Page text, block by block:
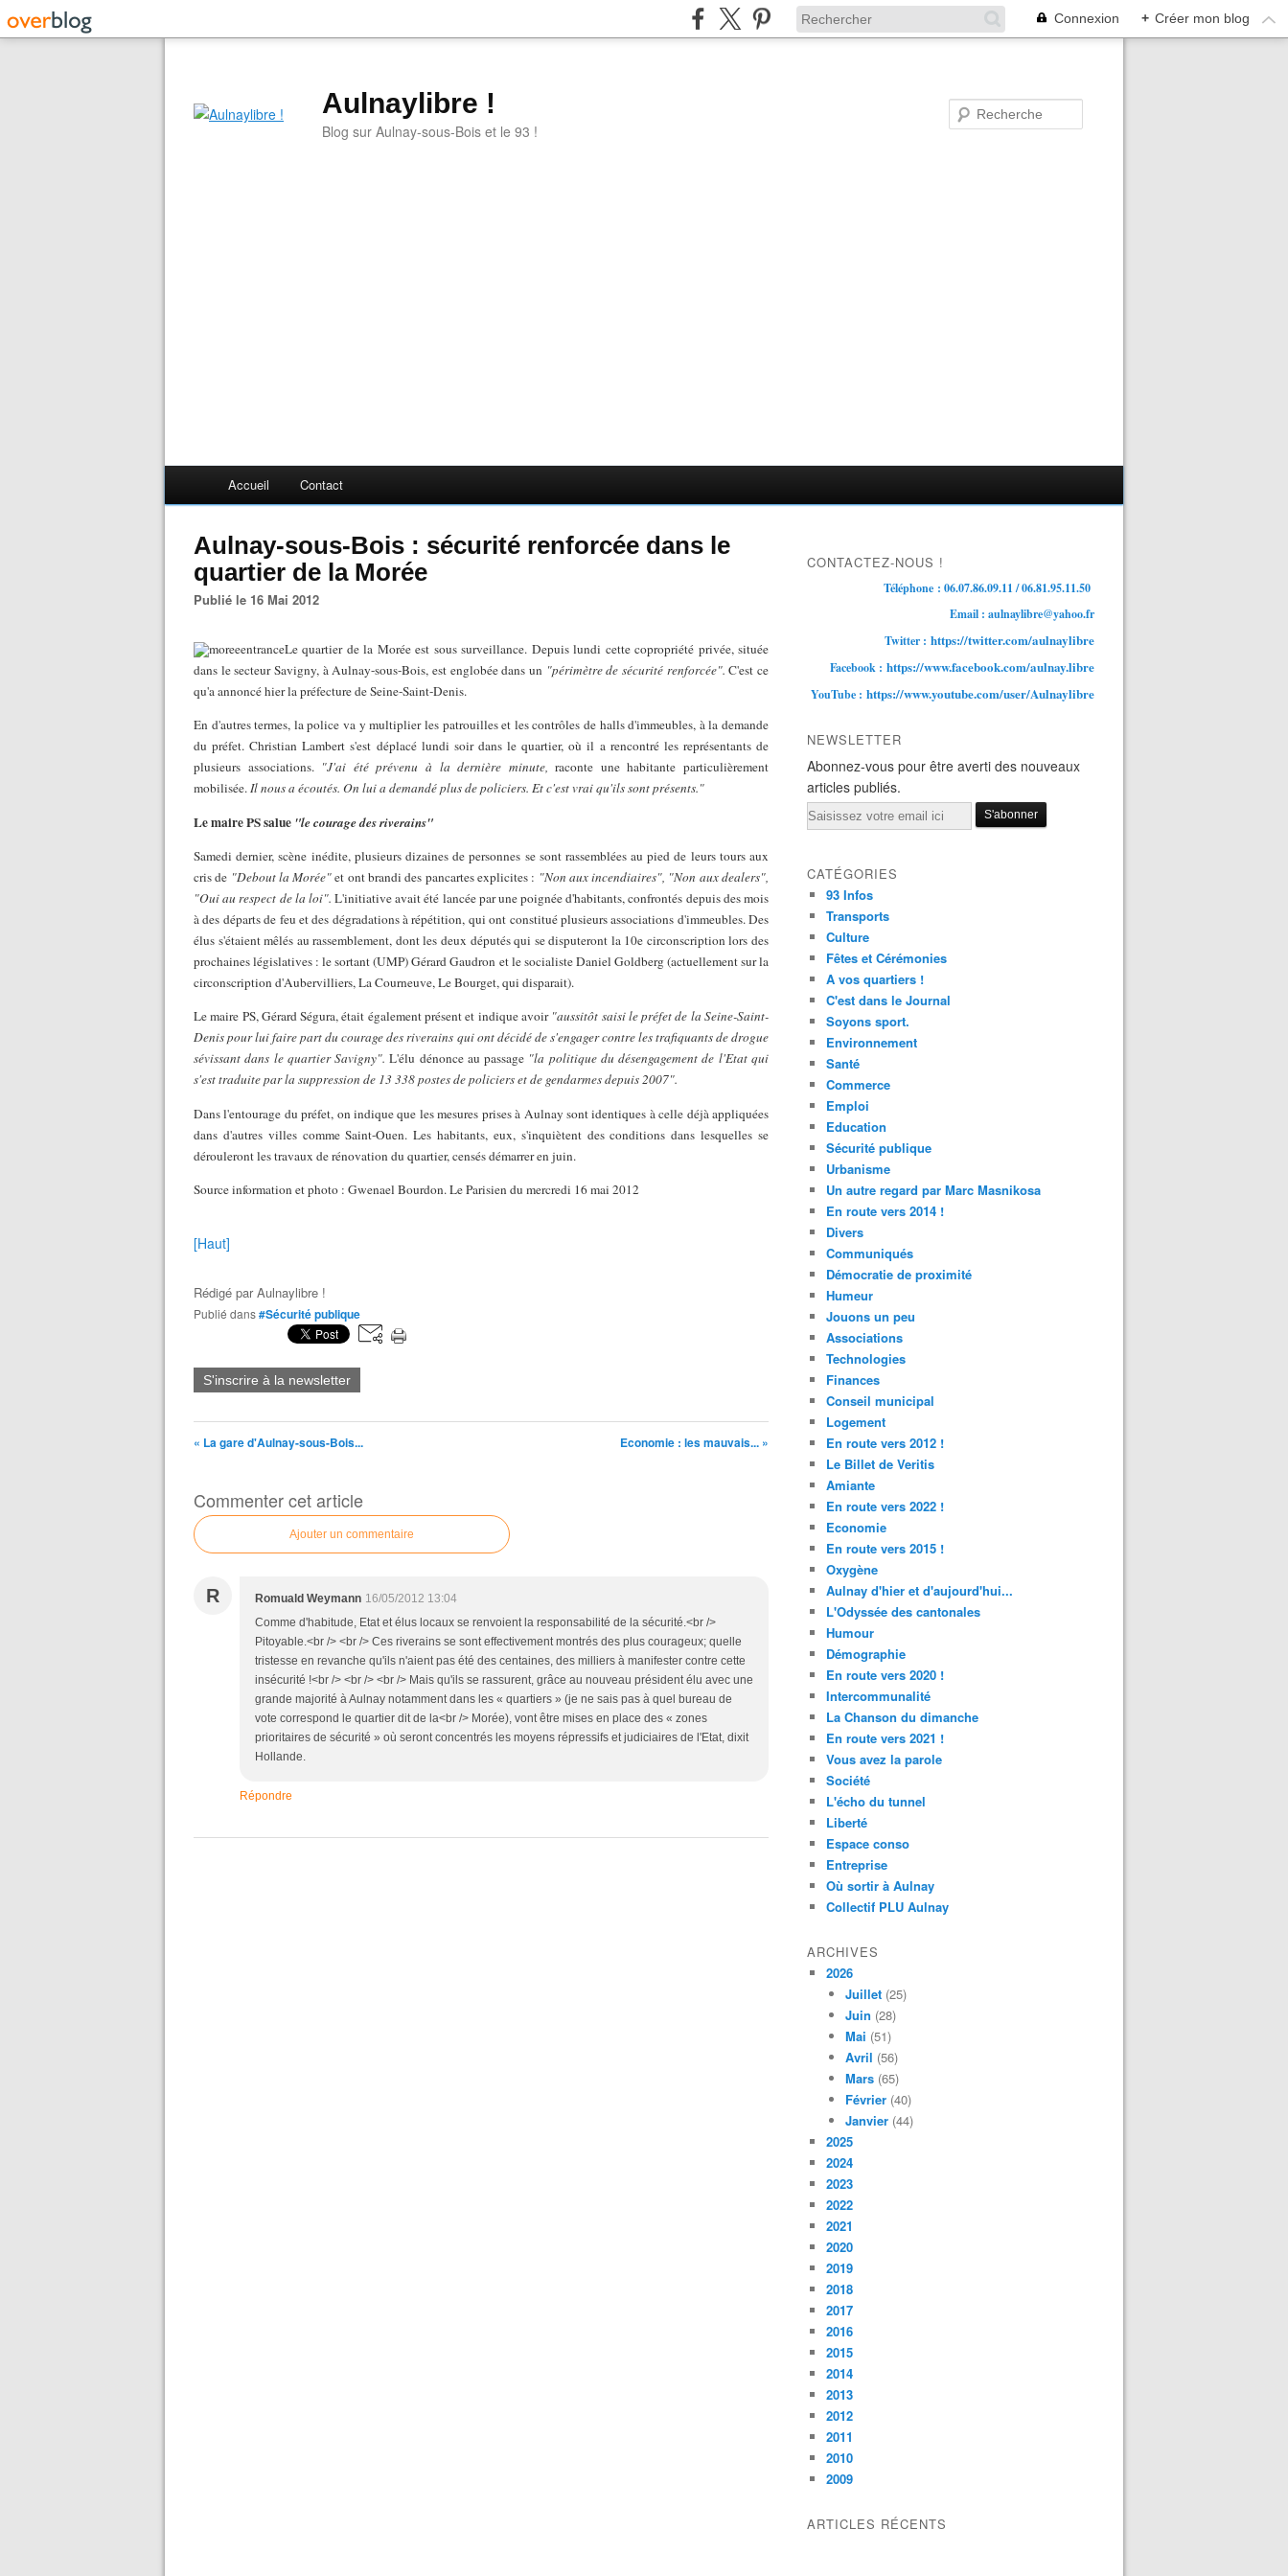
Connexion + Créer mon blog
Aulnaylibre !
Blog sur Aulnay-sous-Bois et le 93 !
Accueil Contact
Aulnay-sous-Bois : sécurité renforcée dans le
quartier de la Morée
Publié le 16 Mai 2012
Le quartier de la Morée est sous surveillance. Depuis lundi cette copropriété privée, située
dans le secteur Savigny, à Aulnay-sous-Bois, est englobée dans un "périmètre de sécurité renforcée". C'est ce
qu'a annoncé hier la préfecture de Seine-Saint-Denis.
En d'autres termes, la police va y multiplier les patrouilles et les contrôles de halls d'immeubles, à la demande
du préfet. Christian Lambert s'est déplacé lundi soir dans le quartier, où il a rencontré les représentants de
plusieurs associations. "J'ai été prévenu à la dernière minute, raconte une habitante particulièrement
mobilisée.Il nous a écoutés. On lui a demandé plus de policiers. Et c'est vrai qu'ils sont présents."
Le maire PS salue "le courage des riverains"
Samedi dernier, scène inédite, plusieurs dizaines de personnes se sont rassemblées au pied de leurs tours aux
cris de "Debout la Morée"et ont brandi des pancartes explicites : "Non aux incendiaires", "Non aux dealers",
"Oui au respect de la loi". L'initiative avait été lancée par une poignée d'habitants, confrontés depuis des mois
à des départs de feu et des dégradations à répétition, qui ont constitué plusieurs associations d'immeubles. Des
élus s'étaient mêlés au rassemblement, dont les deux députés qui se disputeront la 10e circonscription lors des
prochaines législatives : le sortant (UMP) Gérard Gaudron et le socialiste Daniel Goldberg (actuellement sur la
circonscription d'Aubervilliers, La Courneuve, Le Bourget, qui disparait).
Le maire PS, Gérard Ségura, était également présent et indique avoir "aussitôt saisi le préfet de la Seine-Saint-
Denis pour lui faire part du courage des riverains qui ont décidé de s'engager contre les trafiquants de drogue
sévissant dans le quartier Savigny". L'élu dénonce au passage "la politique du désengagement de l'Etat qui
s'est traduite par la suppression de 13 338 postes de policiers et de gendarmes depuis 2007".
Dans l'entourage du préfet, on indique que les mesures prises à Aulnay sont identiques à celle déjà appliquées
dans d'autres villes comme Saint-Ouen. Les habitants, eux, s'inquiètent des conditions dans lesquelles se
dérouleront les travaux de rénovation du quartier, censés démarrer en juin.
Source information et photo : Gwenael Bourdon. Le Parisien du mercredi 16 mai 2012
[Haut]
Rédigé parAulnaylibre !
Publié dans#Sécurité publique
S'inscrire à la newsletter
« La gare d'Aulnay-sous-Bois... Economie : les mauvais... »
Commenter cet article
Ajouter un commentaire
R Romuald Weymann 16/05/2012 13:04
Comme d'habitude, Etat et élus locaux se renvoient la responsabilité de la sécurité.<br />
Pitoyable.<br /> <br /> Ces riverains se sont effectivement montrés des plus courageux; quelle
tristesse en revanche qu'ils n'aient pas été des centaines, des milliers à manifester contre cette
insécurité !<br /> <br /> <br /> Mais qu'ils se rassurent, grâce au nouveau président élu avec une
grande majorité à Aulnay notamment dans les « quartiers » (je ne sais pas à quel bureau de
vote correspond le quartier dit de la<br /> Morée), vont être mises en place des « zones
prioritaires de sécurité » où seront concentrés les moyens répressifs et judiciaires de l'Etat, dixit
Hollande.
Répondre
CONTACTEZ-NOUS !
Téléphone : 06.07.86.09.11 / 06.81.95.11.50
Email : aulnaylibre@yahoo.fr
Twitter : https://twitter.com/aulnaylibre
Facebook : https://www.facebook.com/aulnay.libre
YouTube : https://www.youtube.com/user/Aulnaylibre
NEWSLETTER
Abonnez-vous pour être averti des nouveaux
articles publiés.
Email
CATÉGORIES
93 Infos
Transports
Culture
Fêtes et Cérémonies
A vos quartiers !
C'est dans le Journal
Soyons sport.
Environnement
Santé
Commerce
Emploi
Education
Sécurité publique
Urbanisme
Un autre regard par Marc Masnikosa
En route vers 2014 !
Divers
Communiqués
Démocratie de proximité
Humeur
Jouons un peu
Associations
Technologies
Finances
Conseil municipal
Logement
En route vers 2012 !
Le Billet de Veritis
Amiante
En route vers 2022 !
Economie
En route vers 2015 !
Oxygène
Aulnay d'hier et d'aujourd'hui...
L'Odyssée des cantonales
Humour
Démographie
En route vers 2020 !
Intercommunalité
La Chanson du dimanche
En route vers 2021 !
Vous avez la parole
Société
L'écho du tunnel
Liberté
Espace conso
Entreprise
Où sortir à Aulnay
Collectif PLU Aulnay
ARCHIVES
2026
Juillet (25)
Juin (28)
Mai (51)
Avril (56)
Mars (65)
Février (40)
Janvier (44)
2025
2024
2023
2022
2021
2020
2019
2018
2017
2016
2015
2014
2013
2012
2011
2010
2009
ARTICLES RÉCENTS